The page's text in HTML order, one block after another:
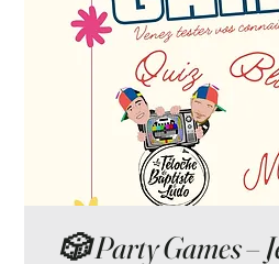
🎲 Party Games –